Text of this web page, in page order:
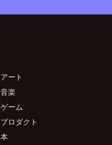
アート
音楽
ゲーム
プロダクト
本